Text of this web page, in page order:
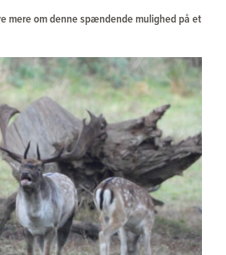
mere om denne spændende mulighed på et